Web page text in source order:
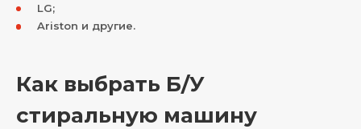
LG;
Ariston и другие.
Как выбрать Б/У
стиральную машину